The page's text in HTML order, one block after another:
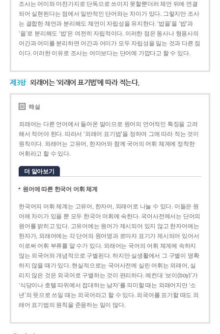
조사는 어미와 마찬가지로 단독으로 쓰이지 못할뿐더러 체언 뒤에 연결
되어 실현된다는 점에서 일반적인 단어와는 차이가 있다. 그렇지만 조사
는 결합한 체언과 분리해도 체언이 자립성을 유지한다. ‘밥을’을 ‘밥’과
‘을’로 분리해도 ‘밥’은 여전히 자립적이다. 이러한 점은 동사나 형용사의
어간과 어미를 분리하면 어간과 어미가 모두 자립성을 잃는 것과 다른 점
이다. 이러한 이유로 조사는 어미보다는 단어에 가깝다고 할 수 있다.
제3항 외래어는 ‘외래어 표기법’에 따라 적는다.
해설
외래어는 다른 언어에서 들어온 말이므로 원어의 언어적인 특징을 고려
해서 적어야 한다. 따라서 ‘외래어 표기법’을 정하여 그에 따라 적는 것이
원칙이다. 외래어는 고유어, 한자어와 함께 국어의 어휘 체계에 정착한
어휘라고 할 수 있다.
더 알아보기
원어에 따른 한국어 어휘 체계
한국어의 어휘 체계는 고유어, 한자어, 외래어로 나눌 수 있다. 이들은 원
어에 차이가 있을 뿐 모두 한국어 어휘에 속한다. 국어사전에서는 단어의
원어를 밝히고 있다. 고유어에는 원어가 제시되어 있지 않고 한자어에는
한자가, 외래어에는 각 단어의 원어명과 로마자 표기가 제시되어 있어서
이로써 어휘 부류를 알 수가 있다. 외래어는 국어의 어휘 체계에 속하지
않는 외국어와 개념적으로 구별된다. 하지만 실생활에서 그 구별이 명확
하지 않을 때가 있다. 현실적으로는 국어사전에 실린 어휘는 외래어, 실
리지 않은 것은 외국어로 구별하는 것이 편리하다. 예컨대 ‘보이(boy)’가
‘식당이나 호텔 따위에서 접대하는 남자’를 의미할 때는 외래어지만 ‘소
년’의 뜻으로 쓰일 때는 외국어라고 할 수 있다. 외국어를 표기할 때도 외
래어 표기법의 원칙을 준용하는 일이 많다.